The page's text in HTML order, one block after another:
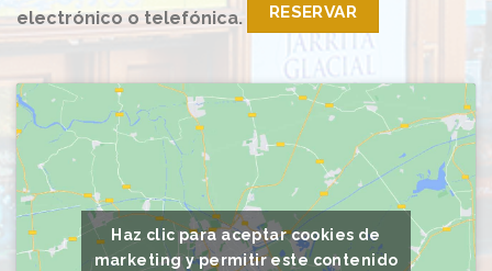
Haz clic para aceptar cookies de
marketing y permitir este contenido
electrónico o telefónica. RESERVAR